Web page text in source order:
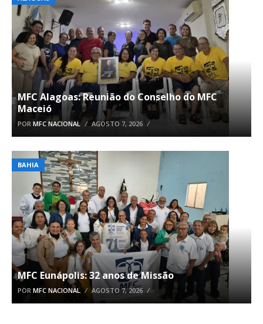
MFC Alagoas: Reunião do Conselho do MFC
Maceió
POR MFC NACIONAL AGOSTO 7, 2026
BAHIA
MFC Eunápolis: 32 anos de Missão
POR MFC NACIONAL AGOSTO 7, 2026